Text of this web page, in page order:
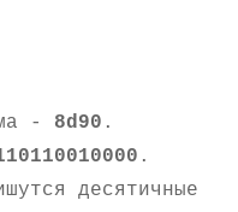
- 8d90 .
.
десятичные